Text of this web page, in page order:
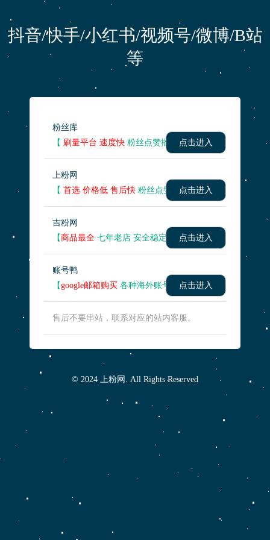
抖音/快手/小红书/视频号/微博/B站
等
粉丝库
【 刷量平台 速度快 粉丝点赞播放量 】
点击进入
上粉网
【首选 价格低 售后快 粉丝点赞播放量 】
点击进入
吉粉网
【商品最全 七年老店 安全稳定】 点击进入
账号鸭
【google邮箱购买 各种海外账号】 点击进入
售后不要串站，联系对应的站内客服。
© 2024 上粉网. All Rights Reserved